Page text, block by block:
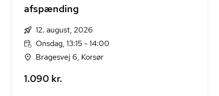
afspænding
12. august, 2026
Onsdag, 13:15 - 14:00
Bragesvej 6, Korsør
1.090 kr.